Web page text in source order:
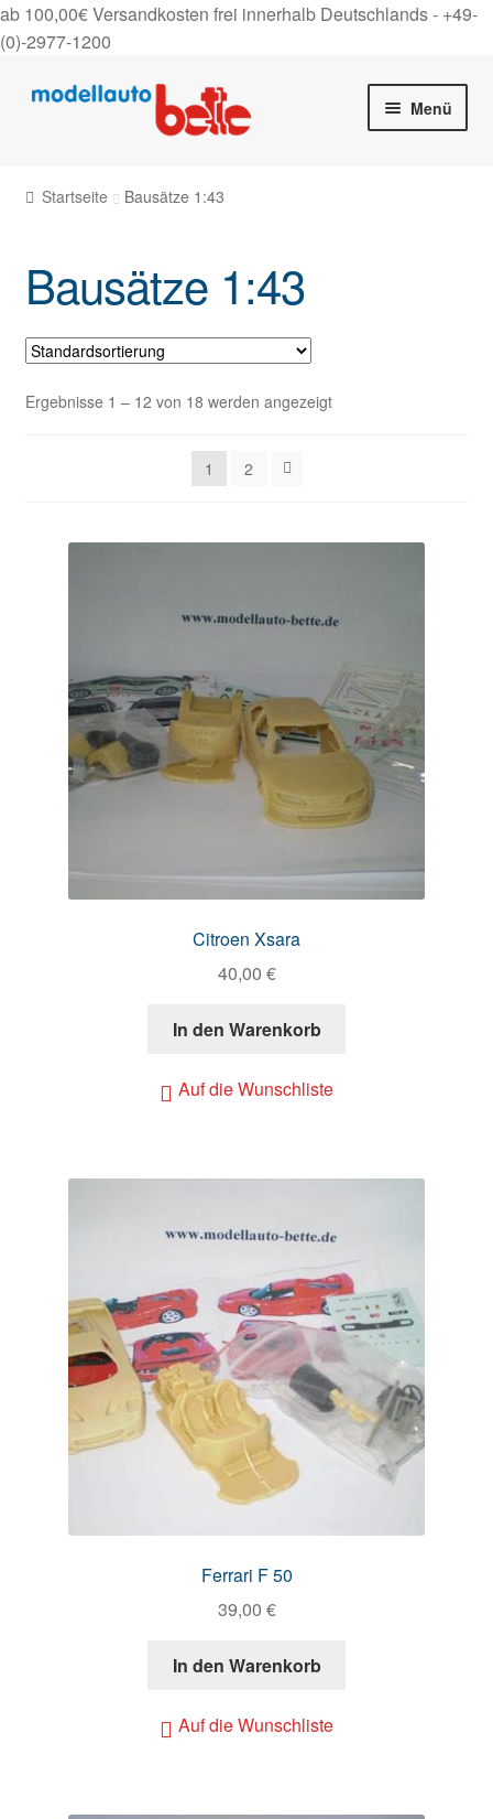
ab 100,00€ Versandkosten frei innerhalb Deutschlands - +49-
(0)-2977-1200
Zur
Zum
Menü
Gutscheine
Über uns
On Tour
Startseite Bausätze 1:43
Bausätze 1:43
Ergebnisse 1 – 12 von 18 werden angezeigt
1 2
Citroen Xsara
40,00 €
In den Warenkorb
Auf die Wunschliste
Ferrari F 50
39,00 €
In den Warenkorb
Auf die Wunschliste